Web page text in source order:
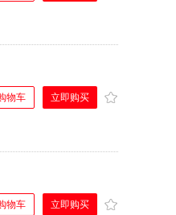
物车 立即购买
物车 立即购买